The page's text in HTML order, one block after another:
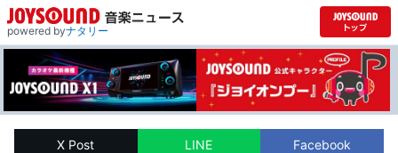
powered byナタリー
X Post LINE Facebook